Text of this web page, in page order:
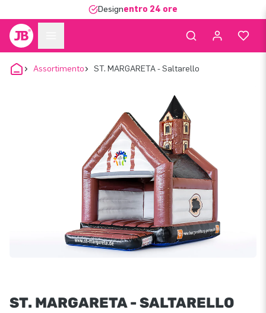
Designentro 24 ore
Assortimento ST. MARGARETA - Saltarello
ST. MARGARETA - SALTARELLO